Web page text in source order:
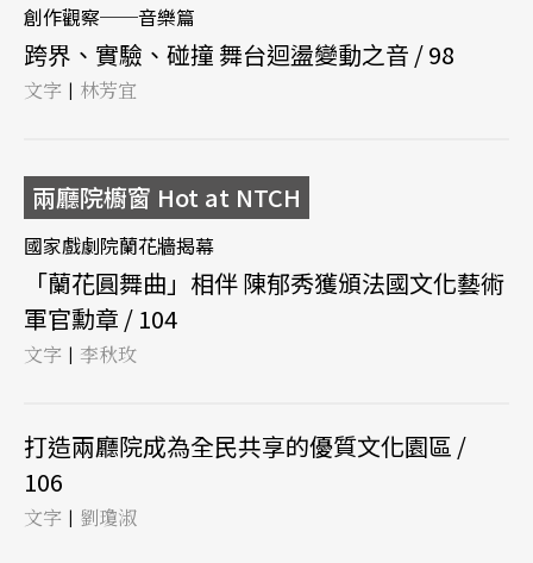
創作觀察──音樂篇
跨界、實驗、碰撞 舞台迴盪變動之音 / 98
文字 | 林芳宜
兩廳院櫥窗 Hot at NTCH
國家戲劇院蘭花牆揭幕
「蘭花圓舞曲」相伴 陳郁秀獲頒法國文化藝術
軍官勳章 / 104
文字 | 李秋玫
打造兩廳院成為全民共享的優質文化園區 /
106
文字 | 劉瓊淑